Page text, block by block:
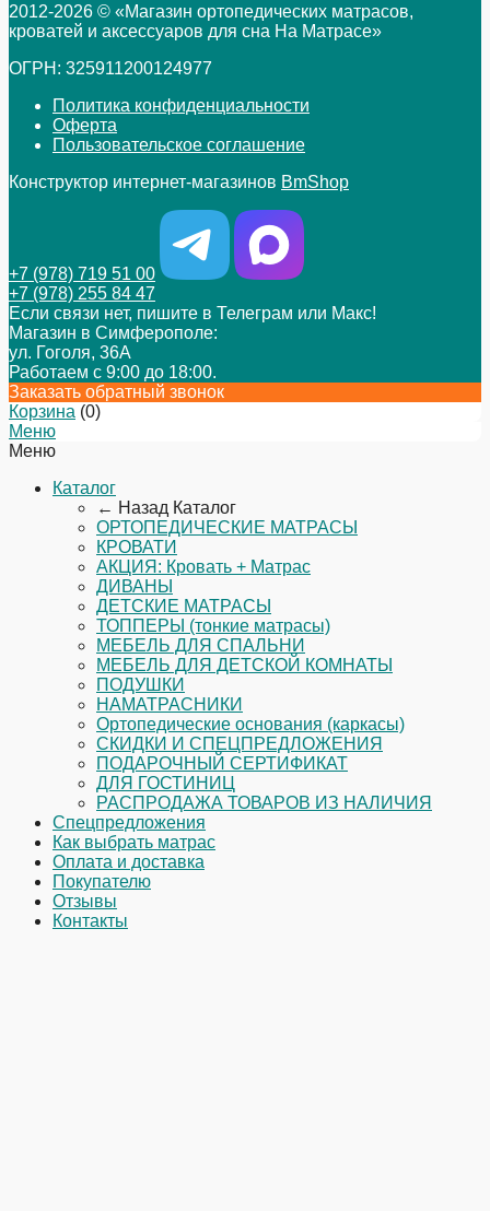
2012-2026 © «Магазин ортопедических матрасов,
кроватей и аксессуаров для сна На Матрасе»
ОГРН: 325911200124977
Политика конфиденциальности
Оферта
Пользовательское соглашение
Конструктор интернет-магазинов BmShop
+7 (978) 719 51 00
+7 (978) 255 84 47
Если связи нет, пишите в Телеграм или Макс!
Магазин в Симферополе:
ул. Гоголя, 36А
Работаем с 9:00 до 18:00.
Заказать обратный звонок
Корзина (0)
Меню
Меню
Каталог
← Назад Каталог
ОРТОПЕДИЧЕСКИЕ МАТРАСЫ
КРОВАТИ
АКЦИЯ: Кровать + Матрас
ДИВАНЫ
ДЕТСКИЕ МАТРАСЫ
ТОППЕРЫ (тонкие матрасы)
МЕБЕЛЬ ДЛЯ СПАЛЬНИ
МЕБЕЛЬ ДЛЯ ДЕТСКОЙ КОМНАТЫ
ПОДУШКИ
НАМАТРАСНИКИ
Ортопедические основания (каркасы)
СКИДКИ И СПЕЦПРЕДЛОЖЕНИЯ
ПОДАРОЧНЫЙ СЕРТИФИКАТ
ДЛЯ ГОСТИНИЦ
РАСПРОДАЖА ТОВАРОВ ИЗ НАЛИЧИЯ
Спецпредложения
Как выбрать матрас
Оплата и доставка
Покупателю
Отзывы
Контакты